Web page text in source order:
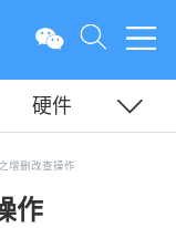
硬件
增删改查操作
作